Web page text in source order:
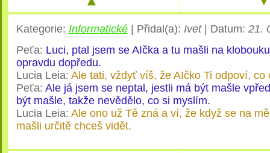
Kategorie: Informatické | Přidal(a): Ivet | Datum: 21.
Peťa: Luci, ptal jsem se AIčka a tu mašli na
opravdu dopředu.
Lucia Leia: Ale tati, vždyť víš, že AIčko Ti odpoví, co
Peťa: Ale já jsem se neptal, jestli má být mašle
být mašle, takže nevědělo, co si myslím.
Lucia Leia: Ale ono už Tě zná a ví, že když se na
mašli určitě chceš vidět.